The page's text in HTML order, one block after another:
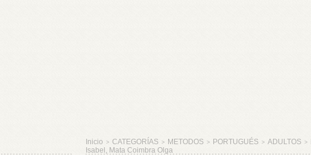
Inicio > CATEGORÍAS > METODOS > PORTUGUÉS > ADULTOS >
Isabel, Mata Coimbra Olga